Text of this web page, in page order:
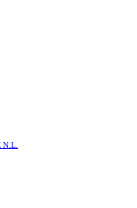
N.L.